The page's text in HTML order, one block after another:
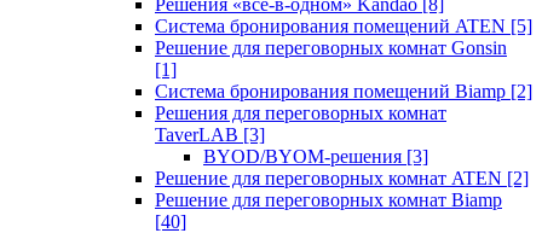
Решения «все-в-одном» Kandao [8]
Система бронирования помещений ATEN [5]
Решение для переговорных комнат Gonsin
[1]
Система бронирования помещений Biamp [2]
Решения для переговорных комнат
TaverLAB [3]
BYOD/BYOM-решения [3]
Решение для переговорных комнат ATEN [2]
Решение для переговорных комнат Biamp
[40]